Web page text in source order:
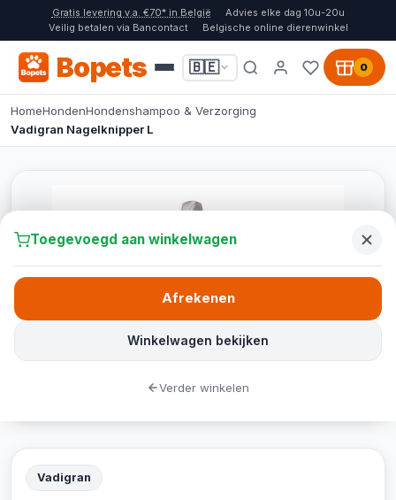
Gratis levering v.a. €70* in België
Advies elke dag 10u-20u
Veilig betalen via Bancontact
Belgische online dierenwinkel
Bopets 🇧🇪 0
HomeHondenHondenshampoo & Verzorging
Vadigran Nagelknipper L
Vadigran
Toegevoegd aan winkelwagen
Winkelwagen bekijken
Afrekenen
Verder winkelen